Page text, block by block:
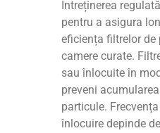
Întreținerea
pentru a asigura
eficiența filtrelor de
camere curate.
sau înlocuite în
preveni
particule.
înlocuire depinde